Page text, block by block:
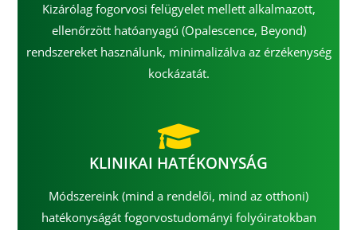
Kizárólag fogorvosi felügyelet mellett alkalmazott,
ellenőrzött hatóanyagú (Opalescence, Beyond)
rendszereket használunk, minimalizálva az érzékenység
kockázatát.
KLINIKAI HATÉKONYSÁG
Módszereink (mind a rendelői, mind az otthoni)
hatékonyságát fogorvostudományi folyóiratokban